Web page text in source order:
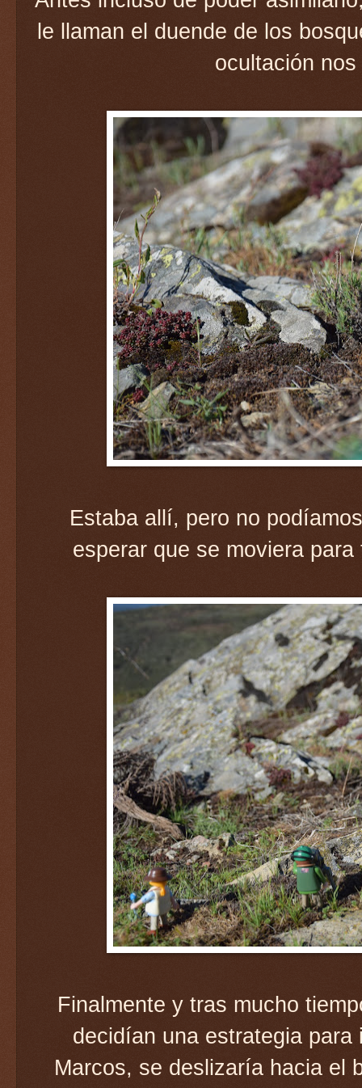
le llaman el duende de los
ocultación
Estaba allí, pero no
esperar que se moviera
Finalmente y tras mucho
decidían una estrategia
Marcos, se deslizaría hacia el